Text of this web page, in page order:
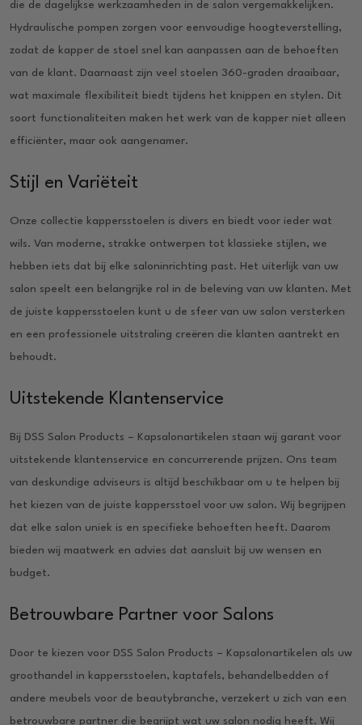
die de dagelijkse werkzaamheden in de salon vergemakkelijken.
Hydraulische pompen zorgen voor eenvoudige hoogteverstelling,
zodat de kapper de stoel snel kan aanpassen aan de behoeften
van de klant. Daarnaast zijn veel stoelen 360-graden draaibaar,
wat maximale flexibiliteit biedt tijdens het knippen en stylen. Dit
soort functionaliteiten maken het werk van de kapper niet alleen
efficiënter, maar ook aangenamer.
Stijl en Variëteit
Onze collectie kappersstoelen is divers en biedt voor ieder wat
wils. Van moderne, strakke ontwerpen tot klassieke stijlen, we
hebben iets dat bij elke saloninrichting past. Het uiterlijk van uw
salon speelt een belangrijke rol in de beleving van uw klanten. Met
de juiste kappersstoelen kunt u de sfeer van uw salon versterken
en een professionele uitstraling creëren die klanten aantrekt en
behoudt.
Uitstekende Klantenservice
Bij DSS Salon Products – Kapsalonartikelen staan wij garant voor
uitstekende klantenservice en concurrerende prijzen. Ons team
van deskundige adviseurs is altijd beschikbaar om u te helpen bij
het kiezen van de juiste kappersstoel voor uw salon. Wij begrijpen
dat elke salon uniek is en specifieke behoeften heeft. Daarom
bieden wij maatwerk en advies dat aansluit bij uw wensen en
budget.
Betrouwbare Partner voor Salons
Door te kiezen voor DSS Salon Products – Kapsalonartikelen als uw
groothandel in kappersstoelen, kaptafels, behandelbedden of
andere meubels voor de beautybranche, verzekert u zich van een
betrouwbare partner die begrijpt wat uw salon nodig heeft. Wij